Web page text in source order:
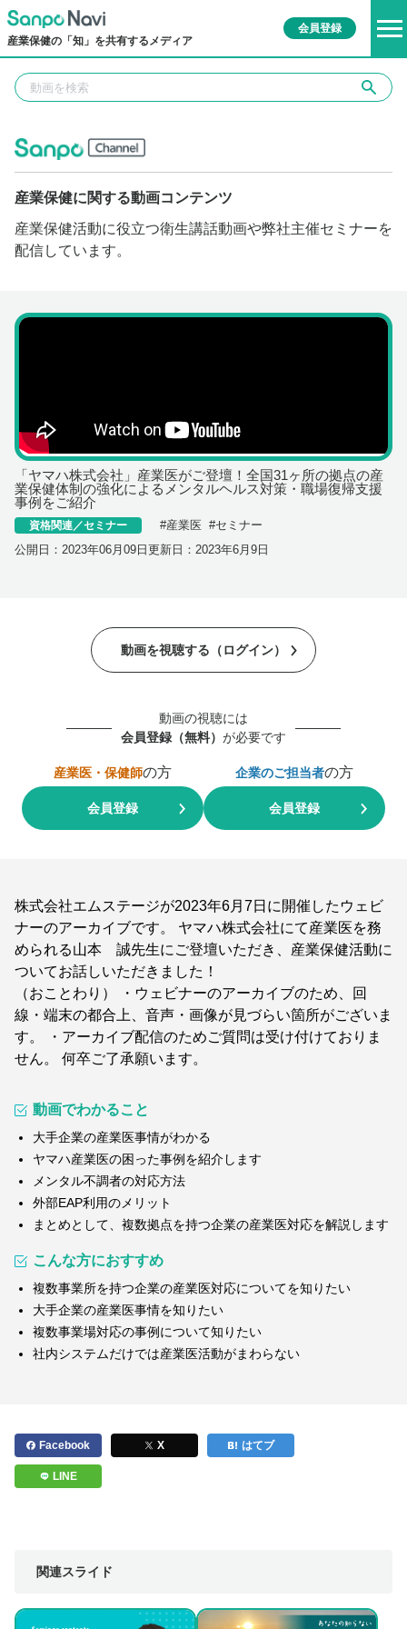
産業保健の「知」を共有するメディア
会員登録
産業保健に関する動画コンテンツ
産業保健活動に役立つ衛生講話動画や弊社主催セミナーを
配信しています。
「ヤマハ株式会社」産業医がご登壇！全国31ヶ所の拠点の産
業保健体制の強化によるメンタルヘルス対策・職場復帰支援
事例をご紹介
資格関連／セミナー #産業医 #セミナー
公開日： 2023年06月09日 更新日： 2023年6月9日
動画を視聴する（ログイン）
動画の視聴には
会員登録（無料） が必要です
産業医・保健師の方
会員登録
企業のご担当者の方
会員登録
株式会社エムステージが2023年6月7日に開催したウェビ
ナーのアーカイブです。 ヤマハ株式会社にて産業医を務
められる山本 誠先生にご登壇いただき、産業保健活動に
ついてお話しいただきました！
（おことわり） ・ウェビナーのアーカイブのため、回
線・端末の都合上、音声・画像が見づらい箇所がございま
す。 ・アーカイブ配信のためご質問は受け付けておりま
せん。 何卒ご了承願います。
動画でわかること
大手企業の産業医事情がわかる
ヤマハ産業医の困った事例を紹介します
メンタル不調者の対応方法
外部EAP利用のメリット
まとめとして、複数拠点を持つ企業の産業医対応を解説します
こんな方におすすめ
複数事業所を持つ企業の産業医対応についてを知りたい
大手企業の産業医事情を知りたい
複数事業場対応の事例について知りたい
社内システムだけでは産業医活動がまわらない
Facebook X はてブ
LINE
関連スライド